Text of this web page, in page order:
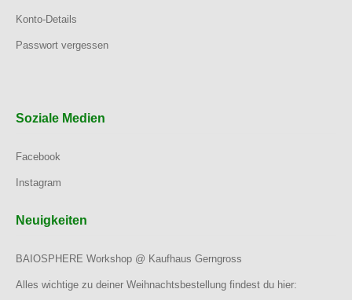
Konto-Details
Passwort vergessen
Soziale Medien
Facebook
Instagram
Neuigkeiten
BAIOSPHERE Workshop @ Kaufhaus Gerngross
Alles wichtige zu deiner Weihnachtsbestellung findest du hier: